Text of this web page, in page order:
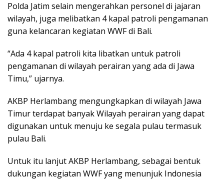
Polda Jatim selain mengerahkan personel di jajaran
wilayah, juga melibatkan 4 kapal patroli pengamanan
guna kelancaran kegiatan WWF di Bali.
“Ada 4 kapal patroli kita libatkan untuk patroli
pengamanan di wilayah perairan yang ada di Jawa
Timu,” ujarnya.
AKBP Herlambang mengungkapkan di wilayah Jawa
Timur terdapat banyak Wilayah perairan yang dapat
digunakan untuk menuju ke segala pulau termasuk
pulau Bali.
Untuk itu lanjut AKBP Herlambang, sebagai bentuk
dukungan kegiatan WWF yang menunjuk Indonesia